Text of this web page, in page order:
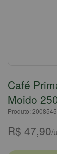
Café
Moido
Produto:
R$ 47,90/